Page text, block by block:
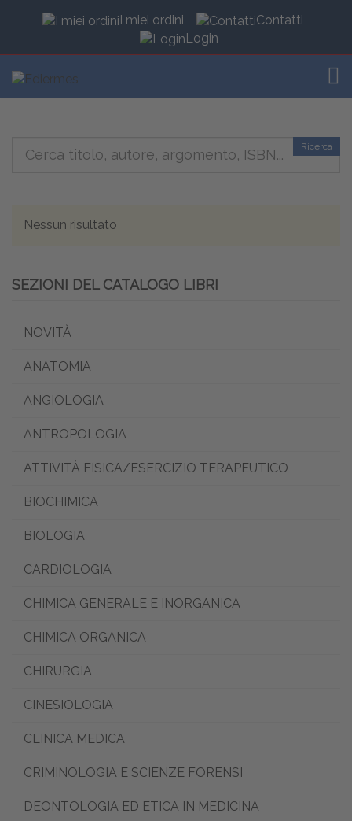
I miei ordini
Contatti
Login
Ricerca
Nessun risultato
SEZIONI DEL CATALOGO LIBRI
NOVITÀ
ANATOMIA
ANGIOLOGIA
ANTROPOLOGIA
ATTIVITÀ FISICA/ESERCIZIO TERAPEUTICO
BIOCHIMICA
BIOLOGIA
CARDIOLOGIA
CHIMICA GENERALE E INORGANICA
CHIMICA ORGANICA
CHIRURGIA
CINESIOLOGIA
CLINICA MEDICA
CRIMINOLOGIA E SCIENZE FORENSI
DEONTOLOGIA ED ETICA IN MEDICINA